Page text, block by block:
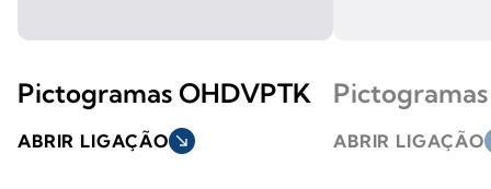
Pictogramas OHDVPTK
ABRIR LIGAÇÃO south_east ABRIR LIGAÇÃO